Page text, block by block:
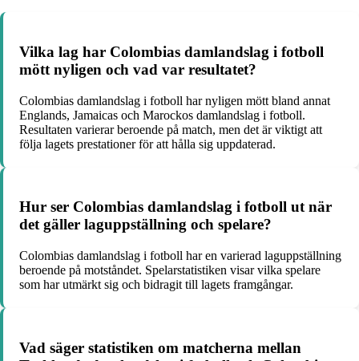
Vilka lag har Colombias damlandslag i fotboll
mött nyligen och vad var resultatet?
Colombias damlandslag i fotboll har nyligen mött bland annat
Englands, Jamaicas och Marockos damlandslag i fotboll.
Resultaten varierar beroende på match, men det är viktigt att
följa lagets prestationer för att hålla sig uppdaterad.
Hur ser Colombias damlandslag i fotboll ut när
det gäller laguppställning och spelare?
Colombias damlandslag i fotboll har en varierad laguppställning
beroende på motståndet. Spelarstatistiken visar vilka spelare
som har utmärkt sig och bidragit till lagets framgångar.
Vad säger statistiken om matcherna mellan